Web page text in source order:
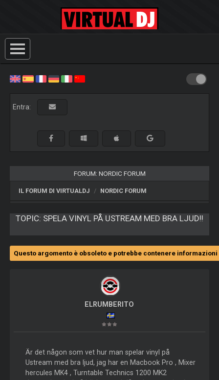
Entra:
FORUM: NORDIC FORUM
IL FORUM DI VIRTUALDJ NORDIC FORUM
TOPIC: SPELA VINYL PÅ USTREAM MED BRA LJUD!!
Questo argomento è obsoleto e potrebbe contenere
ELRUMBERITO
Är det någon som vet hur man spelar vinyl på
Ustream med bra ljud, jag har en Macbook Pro , Mixer
hercules MK4 , Turntable Technics 1200 MK2